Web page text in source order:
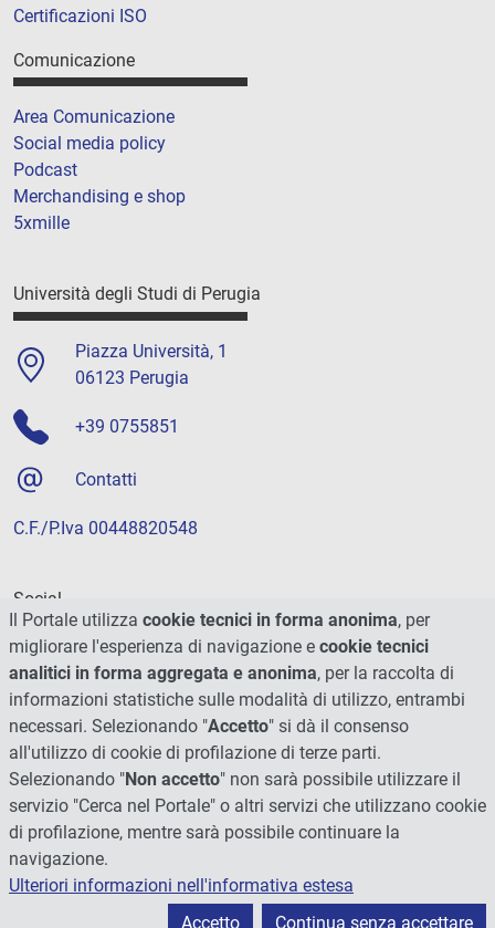
Certificazioni ISO
Comunicazione
Area Comunicazione
Social media policy
Podcast
Merchandising e shop
5xmille
Università degli Studi di Perugia
Piazza Università, 1
06123 Perugia
+39 0755851
Contatti
C.F./P.Iva 00448820548
Social
© 2026 - Università degli Studi di Perugia
Il Portale utilizza cookie tecnici in forma anonima, per
migliorare l'esperienza di navigazione e cookie tecnici
analitici in forma aggregata e anonima, per la raccolta di
informazioni statistiche sulle modalità di utilizzo, entrambi
necessari. Selezionando "Accetto" si dà il consenso
all'utilizzo di cookie di profilazione di terze parti.
Selezionando "Non accetto" non sarà possibile utilizzare il
servizio "Cerca nel Portale" o altri servizi che utilizzano cookie
di profilazione, mentre sarà possibile continuare la
navigazione.
Ulteriori informazioni nell'informativa estesa
Accetto
Continua senza accettare